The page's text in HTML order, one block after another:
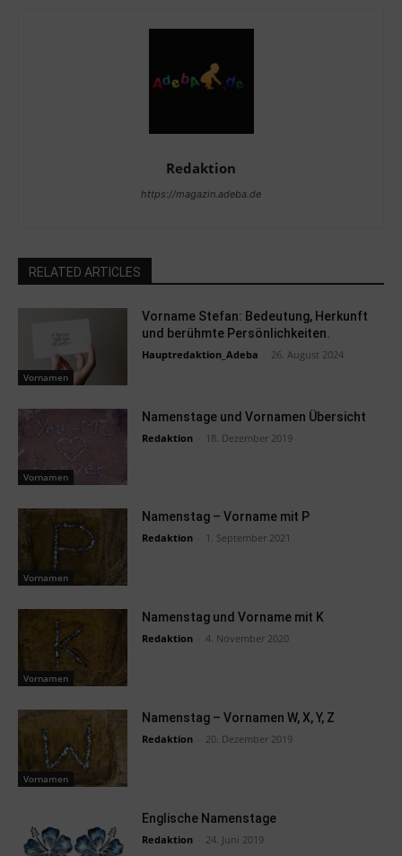
Redaktion
https://magazin.adeba.de
RELATED ARTICLES
Vornamen
Vorname Stefan: Bedeutung, Herkunft
und berühmte Persönlichkeiten.
Hauptredaktion_Adeba 26. August 2024
Vornamen
Namenstage und Vornamen Übersicht
Redaktion 18. Dezember 2019
Vornamen
Namenstag – Vorname mit P
Redaktion 1. September 2021
Vornamen
Namenstag und Vorname mit K
Redaktion 4. November 2020
Vornamen
Namenstag – Vornamen W, X, Y, Z
Redaktion 20. Dezember 2019
Englische Namenstage
Redaktion 24. Juni 2019